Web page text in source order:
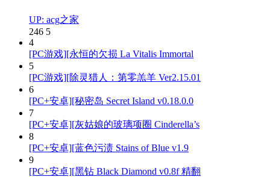
UP: acg之家
246 5
4
[PC游戏][永恒的欠损 La Vitalis Immortal
5
[PC游戏][除灵猎人：第零羔羊 Ver2.15.01
6
[PC+安卓][秘密岛 Secret Island v0.18.0.0
7
[PC+安卓][灰姑娘的玻璃项圈 Cinderella’s
8
[PC+安卓][蓝色污渍 Stains of Blue v1.9
9
[PC+安卓][黑钻 Black Diamond v0.8f 精翻